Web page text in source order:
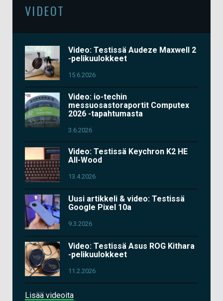
VIDEOT
Video: Testissä Audeze Maxwell 2
-pelikuulokkeet
15.6.2026
Video: io-techin
messuosastoraportit Computex
2026 -tapahtumasta
3.6.2026
Video: Testissä Keychron K2 HE
All-Wood
13.4.2026
Uusi artikkeli & video: Testissä
Google Pixel 10a
9.3.2026
Video: Testissä Asus ROG Kithara
-pelikuulokkeet
11.2.2026
Lisää videoita